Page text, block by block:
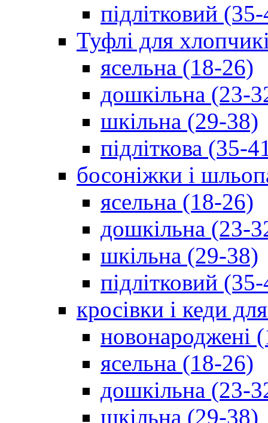
підлітковий
Туфлі для
ясельна (18-26)
дошкільна (23-
шкільна (29-38)
підліткова (35-
босоніжки і
ясельна (18-26)
дошкільна (23-
шкільна (29-38)
підлітковий
кросівки і кеди
новонароджені
ясельна (18-26)
дошкільна (23-
шкільна (29-38)